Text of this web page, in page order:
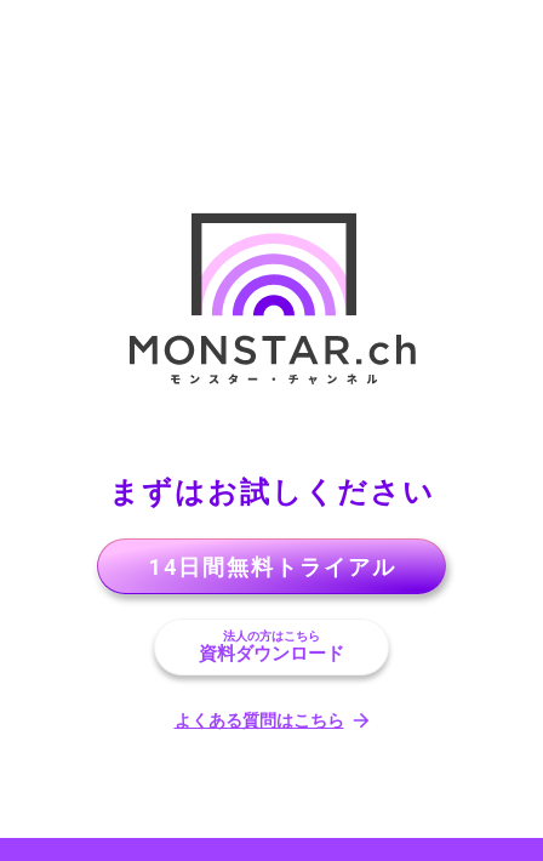
まずはお試しください
14日間無料トライアル
法人の方はこちら
資料ダウンロード
よくある質問はこちら